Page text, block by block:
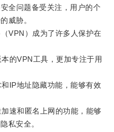
问题备受关注，用户的个
威胁。
）成为了许多人保护在
VPN工具，更加专注于用
地址隐藏功能，能够有效
和匿名上网的功能，能够
私安全。